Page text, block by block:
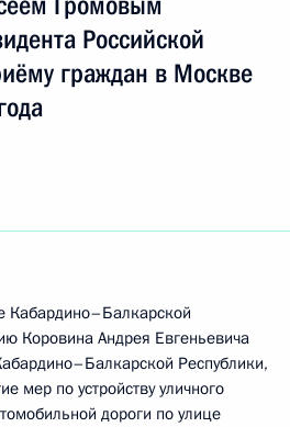
Российской
граждан в Москве
Кабардино–Балкарской
Коровина Андрея Евгеньевича
Республики,
мер по устройству уличного
дороги по улице